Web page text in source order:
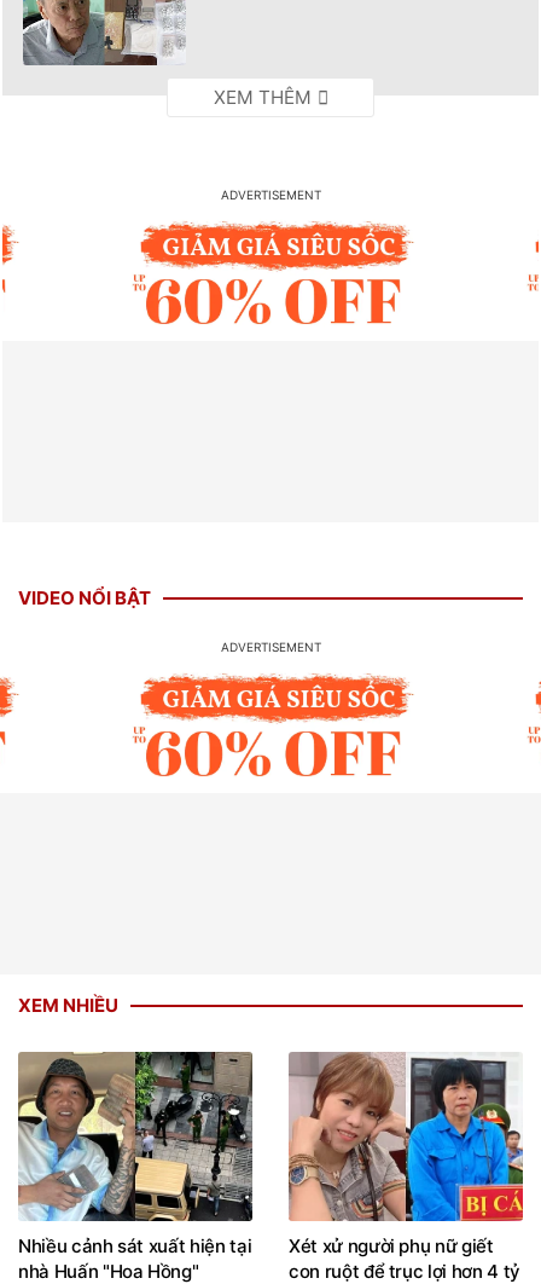
VIDEO NỔI BẬT
XEM NHIỀU
Nhiều cảnh sát xuất hiện tại
nhà Huấn "Hoa Hồng"
Xét xử người phụ nữ giết
con ruột để trục lợi hơn 4 tỷ